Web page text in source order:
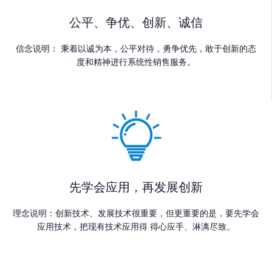
公平、争优、创新、诚信
信念说明： 秉着以诚为本，公平对待，勇争优先，敢于创新的态
度和精神进行系统性销售服务。
先学会应用，再发展创新
理念说明：创新技术、发展技术很重要，但更重要的是，要先学会
应用技术，把现有技术应用得 得心应手、淋漓尽致。